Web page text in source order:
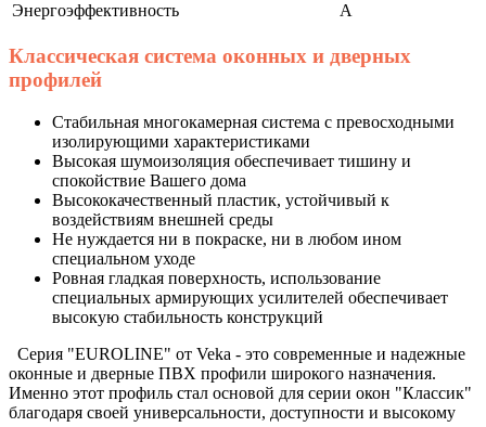
Энергоэффективность
A
Классическая система оконных и дверных
профилей
Стабильная многокамерная система с превосходными
изолирующими характеристиками
Высокая шумоизоляция обеспечивает тишину и
спокойствие Вашего дома
Высококачественный пластик, устойчивый к
воздействиям внешней среды
Не нуждается ни в покраске, ни в любом ином
специальном уходе
Ровная гладкая поверхность, использование
специальных армирующих усилителей обеспечивает
высокую стабильность конструкций
Серия "EUROLINE" от Veka - это современные и надежные
оконные и дверные ПВХ профили широкого назначения.
Именно этот профиль стал основой для серии окон "Классик"
благодаря своей универсальности, доступности и высокому